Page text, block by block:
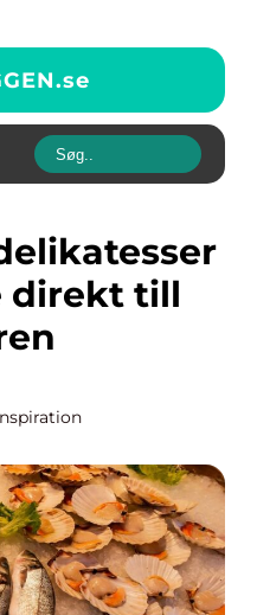
se
direkt till